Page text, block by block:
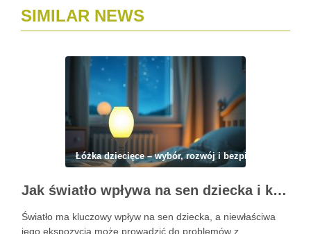
SIMILAR NEWS
Łóżka dziecięce – wybór, rozwój i bezpieczeństwo
Jak światło wpływa na sen dziecka i kiedy lampka nocna pomaga, a kiedy szkodzi
Światło ma kluczowy wpływ na sen dziecka, a niewłaściwa
jego ekspozycja może prowadzić do problemów z